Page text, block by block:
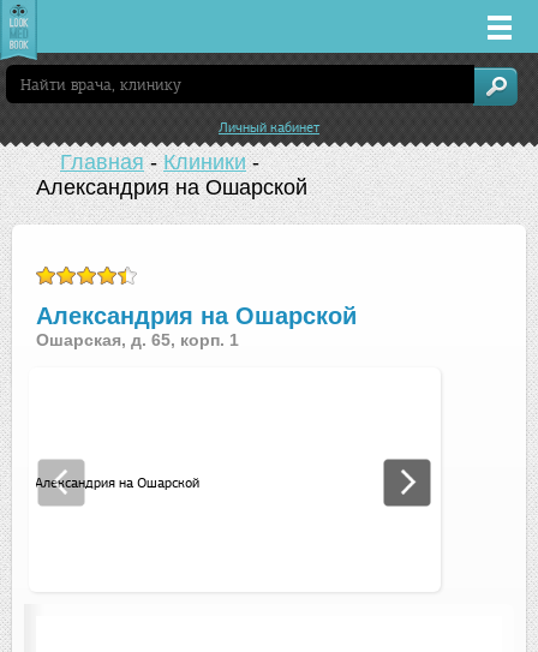
Врачи
Клиники
Заболевания
Лекарства
Акции
Нижний Новгород
Личный кабинет
Главная-Клиники-
Александрия на Ошарской
Александрия на Ошарской
Ошарская, д. 65, корп. 1